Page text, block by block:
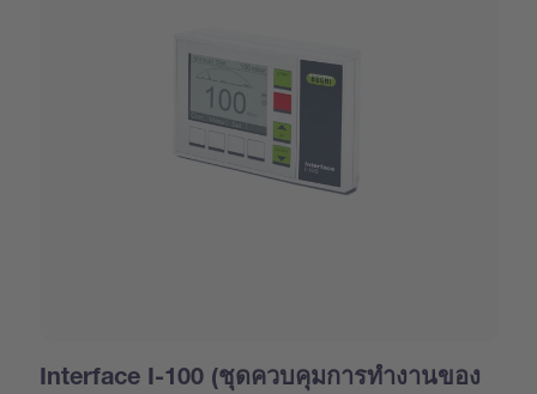
Interface I-100 (ชุดควบคุมการทำงานของ